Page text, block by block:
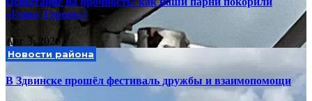
«Гонку Героев»!
Авг 3, 2026
Новости района
В Здвинске прошёл фестиваль дружбы и взаимопомощи